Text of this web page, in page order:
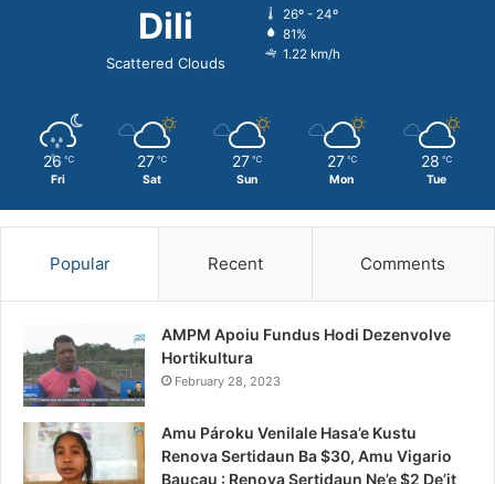
Dili
Scattered Clouds
26º - 24º
81%
1.22 km/h
26 ℃
Fri
27 ℃
Sat
27 ℃
Sun
27 ℃
Mon
28 ℃
Tue
Popular Recent Comments
AMPM Apoiu Fundus Hodi Dezenvolve
Hortikultura
February 28, 2023
Amu Pároku Venilale Hasa’e Kustu
Renova Sertidaun Ba $30, Amu Vigario
Baucau : Renova Sertidaun Ne’e $2 De’it